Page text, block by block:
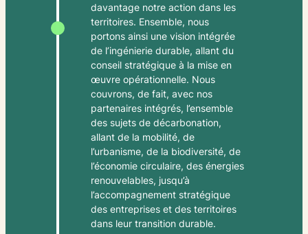
davantage notre action dans les
territoires. Ensemble, nous
portons ainsi une vision intégrée
de l’ingénierie durable, allant du
conseil stratégique à la mise en
œuvre opérationnelle. Nous
couvrons, de fait, avec nos
partenaires intégrés, l’ensemble
des sujets de décarbonation,
allant de la mobilité, de
l’urbanisme, de la biodiversité, de
l’économie circulaire, des énergies
renouvelables, jusqu’à
l’accompagnement stratégique
des entreprises et des territoires
dans leur transition durable.